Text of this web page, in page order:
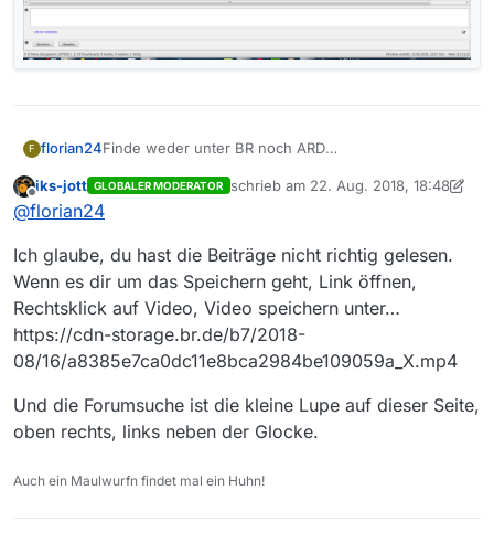
F florian24Finde weder unter BR noch ARD
Offline
iks-jott GLOBALER MODERATOR schrieb am 22. Aug. 2018, 18:48
zuletzt editiert von iks-jott
@florian24
Ich glaube, du hast die Beiträge nicht richtig gelesen.
Wenn es dir um das Speichern geht, Link öffnen,
Rechtsklick auf Video, Video speichern unter…
https://cdn-storage.br.de/b7/2018-
08/16/a8385e7ca0dc11e8bca2984be109059a_X.mp4
Und die Forumsuche ist die kleine Lupe auf dieser Seite,
oben rechts, links neben der Glocke.
Auch ein Maulwurfn findet mal ein Huhn!